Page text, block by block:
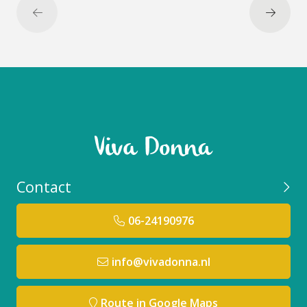
Pearly Skin is zacht & licht, het is daardoor ook
Duurzaamheid
Milieuvriendelijke verpakkingen: er wordt
gebruikgemaakt van recyclebare, biologisch
afbreekbare of herbruikbare
verpakkingsmaterialen om de impact op het milieu
te verminderen.
Contact
06-24190976
info@vivadonna.nl
Route in Google Maps